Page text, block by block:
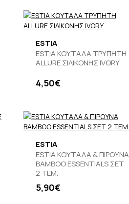
ESTIA
ESTIA ΚΟΥΤΑΛΑ ΤΡΥΠΗΤΗ
ALLURE ΣΙΛΙΚΟΝΗΣ IVORY
4,50€
ESTIA
ESTIA ΚΟΥΤΑΛΑ & ΠΙΡΟΥΝΑ
BAMBOO ESSENTIALS ΣΕΤ
2 ΤΕΜ.
5,90€